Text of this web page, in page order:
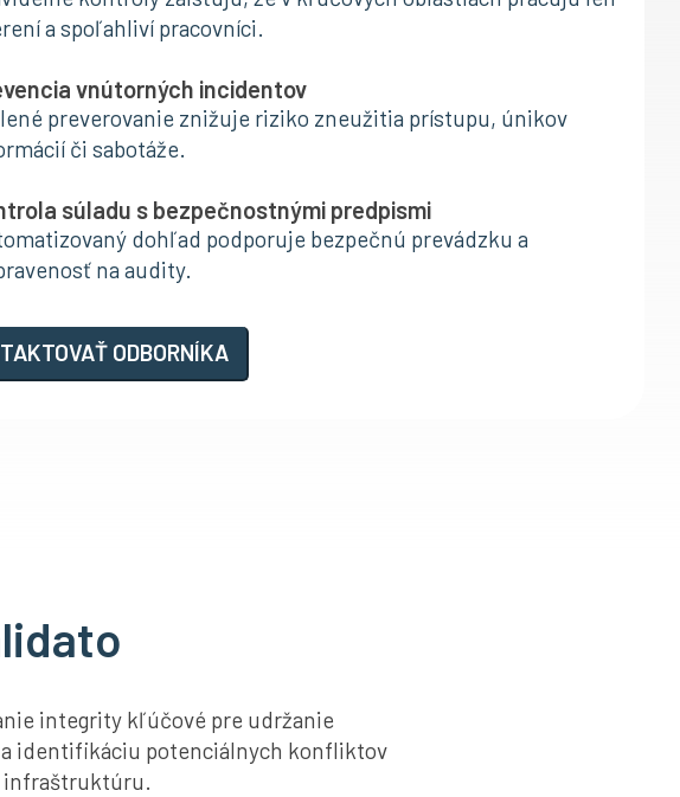
a spoľahliví pracovníci.
vnútorných incidentov
preverovanie znižuje riziko zneužitia prístupu, únikov
či sabotáže.
súladu s bezpečnostnými predpismi
dohľad podporuje bezpečnú prevádzku a
na audity.
ODBORNÍKA
integrity kľúčové pre udržanie
identifikáciu potenciálnych konfliktov
infraštruktúru.